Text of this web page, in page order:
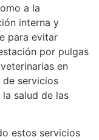
a la
interna y
para evitar
por pulgas
en
de servicios
salud de las
estos servicios